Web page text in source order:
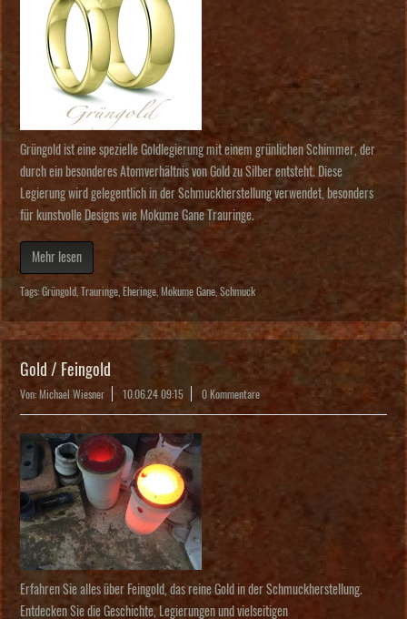
Grüngold ist eine spezielle Goldlegierung mit einem grünlichen Schimmer, der
durch ein besonderes Atomverhältnis von Gold zu Silber entsteht. Diese
Legierung wird gelegentlich in der Schmuckherstellung verwendet, besonders
für kunstvolle Designs wie Mokume Gane Trauringe.
Mehr lesen
Tags: Grüngold Trauringe Eheringe Mokume Gane Schmuck
Gold / Feingold
Von: Michael Wiesner 10.06.24 09:15 0 Kommentare
Erfahren Sie alles über Feingold, das reine Gold in der Schmuckherstellung.
Entdecken Sie die Geschichte, Legierungen und vielseitigen